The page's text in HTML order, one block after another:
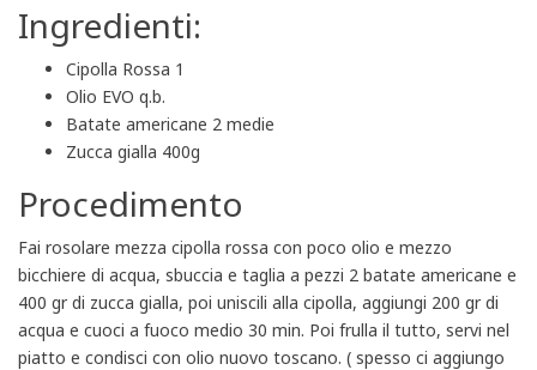
Ingredienti:
Cipolla Rossa 1
Olio EVO q.b.
Batate americane 2 medie
Zucca gialla 400g
Procedimento
Fai rosolare mezza cipolla rossa con poco olio e mezzo
bicchiere di acqua, sbuccia e taglia a pezzi 2 batate americane e
400 gr di zucca gialla, poi uniscili alla cipolla, aggiungi 200 gr di
acqua e cuoci a fuoco medio 30 min. Poi frulla il tutto, servi nel
piatto e condisci con olio nuovo toscano. ( spesso ci aggiungo